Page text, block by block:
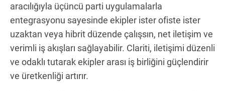
aracılığıyla üçüncü parti uygulamalarla
entegrasyonu sayesinde ekipler ister ofiste ister
uzaktan veya hibrit düzende çalışsın, net iletişim ve
verimli iş akışları sağlayabilir. Clariti, iletişimi düzenli
ve odaklı tutarak ekipler arası iş birliğini güçlendirir
ve üretkenliği artırır.